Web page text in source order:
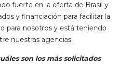
fuerte en la oferta de Brasil y
y financiación para facilitar la
para nosotros y está teniendo
nuestras agencias.
son los más solicitados